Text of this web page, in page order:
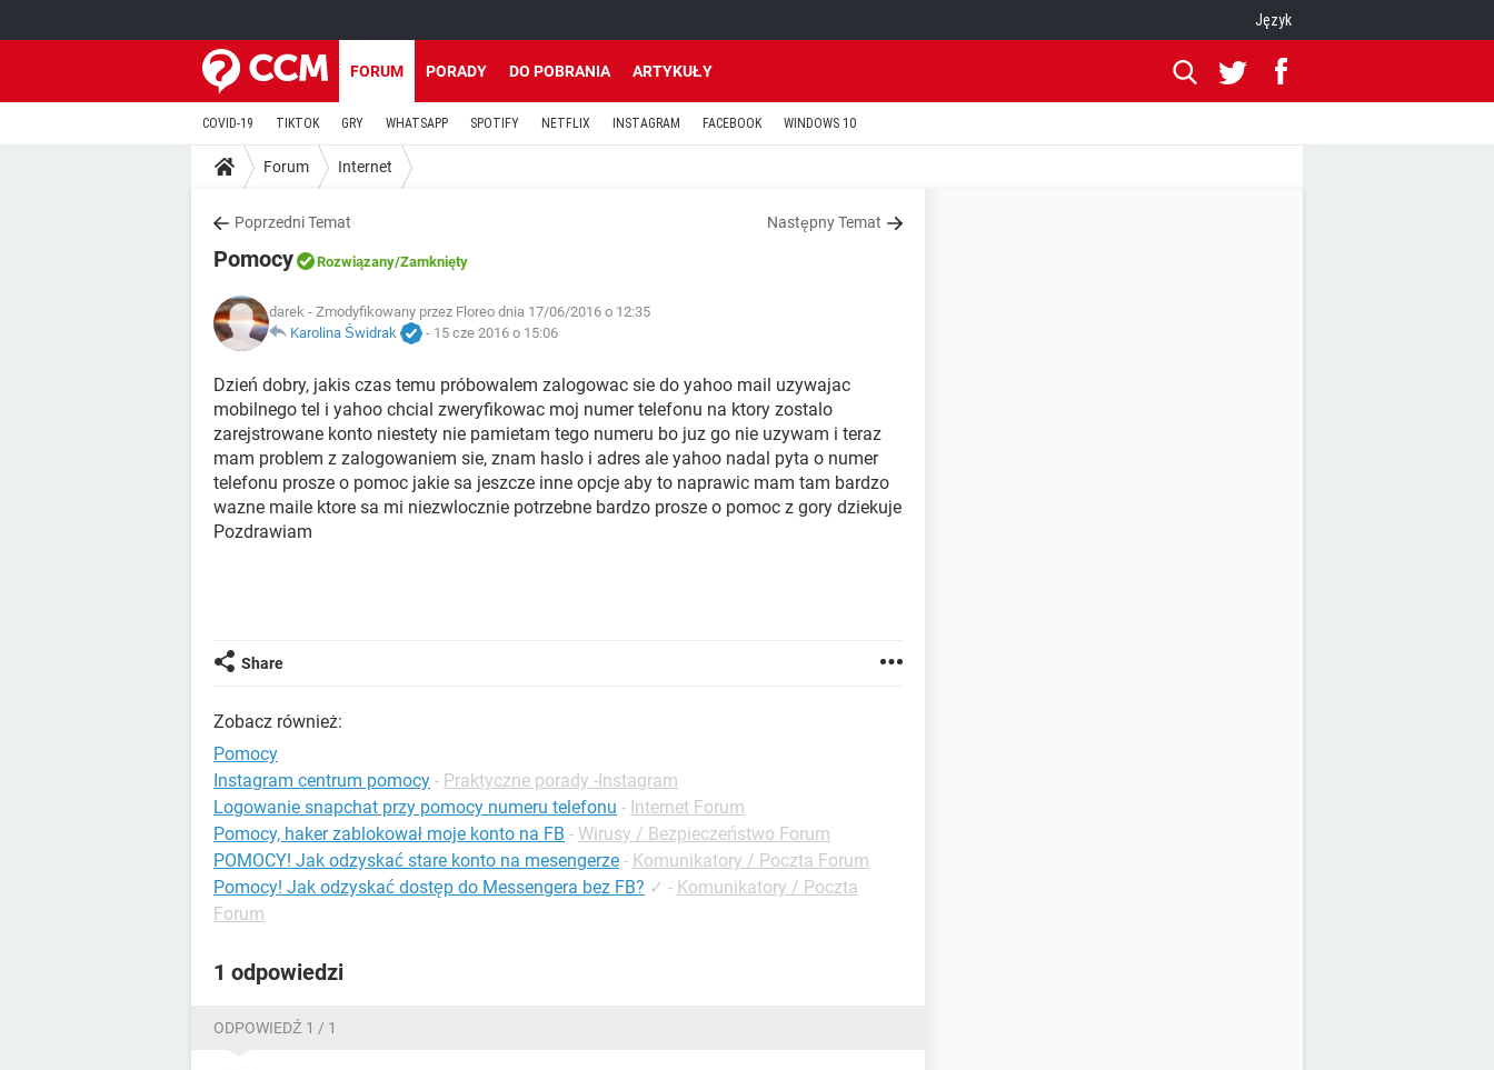
Język
FORUM PORADY DO POBRANIA ARTYKUŁY
COVID-19 TIKTOK GRY WHATSAPP SPOTIFY NETFLIX INSTAGRAM FACEBOOK WINDOWS 10
Forum Internet
Poprzedni Temat Następny Temat
Pomocy Rozwiązany/Zamknięty
darek - Zmodyfikowany przez Floreo dnia 17/06/2016 o 12:35
Karolina Świdrak
- 15 cze 2016 o 15:06
Dzień dobry, jakis czas temu próbowalem zalogowac sie do yahoo mail uzywajac
mobilnego tel i yahoo chcial zweryfikowac moj numer telefonu na ktory zostalo
zarejstrowane konto niestety nie pamietam tego numeru bo juz go nie uzywam i teraz
mam problem z zalogowaniem sie, znam haslo i adres ale yahoo nadal pyta o numer
telefonu prosze o pomoc jakie sa jeszcze inne opcje aby to naprawic mam tam bardzo
wazne maile ktore sa mi niezwlocznie potrzebne bardzo prosze o pomoc z gory dziekuje
Pozdrawiam
Share
Zobacz również:
Pomocy
Instagram centrum pomocy - Praktyczne porady -Instagram
Logowanie snapchat przy pomocy numeru telefonu - Internet Forum
Pomocy, haker zablokował moje konto na FB - Wirusy / Bezpieczeństwo Forum
POMOCY! Jak odzyskać stare konto na mesengerze - Komunikatory / Poczta Forum
Pomocy! Jak odzyskać dostęp do Messengera bez FB? ✓ - Komunikatory / Poczta
Forum
1 odpowiedzi
ODPOWIEDŹ 1 / 1